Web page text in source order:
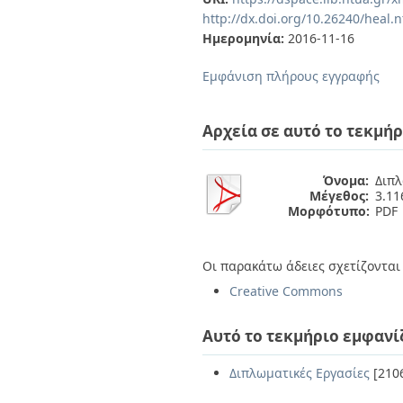
http://dx.doi.org/10.26240/
Ημερομηνία: 2016-11-16
Εμφάνιση πλήρους εγγραφής
Αρχεία σε αυτό το
Όνομα:
Μέγεθος:
Μορφότυπο: PDF
Οι παρακάτω άδειες
Creative Commons
Αυτό το τεκμήριο
Διπλωματικές Εργασίες